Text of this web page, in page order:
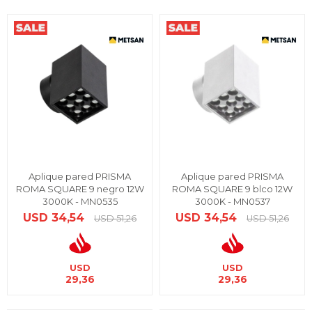
Aplique pared PRISMA
ROMA SQUARE 9 negro 12W
3000K - MN0535
USD 34,54 USD 51,26
USD
29,36
Aplique pared PRISMA
ROMA SQUARE 9 blco 12W
3000K - MN0537
USD 34,54 USD 51,26
USD
29,36